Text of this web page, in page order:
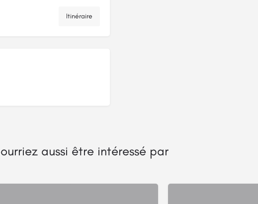
Itinéraire
aussi être intéressé par